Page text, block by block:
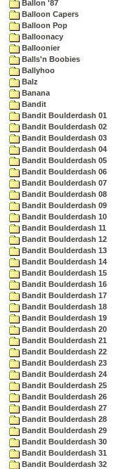
Ballon '87
Balloon Capers
Balloon Pop
Balloonacy
Balloonier
Balls'n Boobies
Ballyhoo
Balz
Banana
Bandit
Bandit Boulderdash 01
Bandit Boulderdash 02
Bandit Boulderdash 03
Bandit Boulderdash 04
Bandit Boulderdash 05
Bandit Boulderdash 06
Bandit Boulderdash 07
Bandit Boulderdash 08
Bandit Boulderdash 09
Bandit Boulderdash 10
Bandit Boulderdash 11
Bandit Boulderdash 12
Bandit Boulderdash 13
Bandit Boulderdash 14
Bandit Boulderdash 15
Bandit Boulderdash 16
Bandit Boulderdash 17
Bandit Boulderdash 18
Bandit Boulderdash 19
Bandit Boulderdash 20
Bandit Boulderdash 21
Bandit Boulderdash 22
Bandit Boulderdash 23
Bandit Boulderdash 24
Bandit Boulderdash 25
Bandit Boulderdash 26
Bandit Boulderdash 27
Bandit Boulderdash 28
Bandit Boulderdash 29
Bandit Boulderdash 30
Bandit Boulderdash 31
Bandit Boulderdash 32